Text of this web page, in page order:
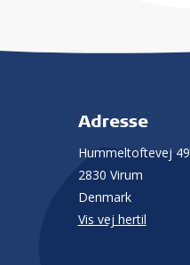
Adresse
Hummeltoftevej 49
2830 Virum
Denmark
Vis vej hertil